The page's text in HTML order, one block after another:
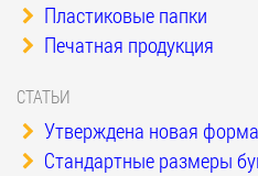
Пластиковые папки
Печатная продукция
СТАТЬИ
Утверждена новая
Стандартные размеры